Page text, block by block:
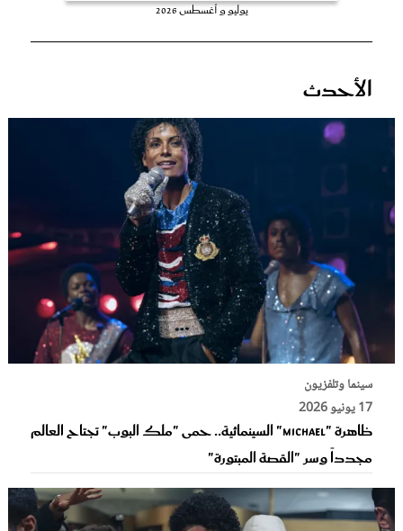
يوليو و أغسطس 2026
الأحدث
سينما وتلفزيون
17 يونيو 2026
ظاهرة "Michael" السينمائية.. حمى "ملك البوب" تجتاح العالم
مجدداً وسر "القصة المبتورة"
غلاف رفمي